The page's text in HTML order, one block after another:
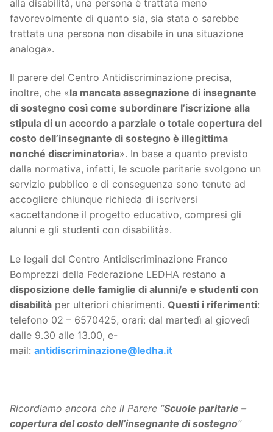
alla disabilità, una persona è trattata meno
favorevolmente di quanto sia, sia stata o sarebbe
trattata una persona non disabile in una situazione
analoga».
Il parere del Centro Antidiscriminazione precisa,
inoltre, che «la mancata assegnazione di insegnante
di sostegno così come subordinare l’iscrizione alla
stipula di un accordo a parziale o totale copertura del
costo dell’insegnante di sostegno è illegittima
nonché discriminatoria». In base a quanto previsto
dalla normativa, infatti, le scuole paritarie svolgono un
servizio pubblico e di conseguenza sono tenute ad
accogliere chiunque richieda di iscriversi
«accettandone il progetto educativo, compresi gli
alunni e gli studenti con disabilità».
Le legali del Centro Antidiscriminazione Franco
Bomprezzi della Federazione LEDHA restano a
disposizione delle famiglie di alunni/e e studenti con
disabilità per ulteriori chiarimenti. Questi i riferimenti:
telefono 02 – 6570425, orari: dal martedì al giovedì
dalle 9.30 alle 13.00, e-
mail: antidiscriminazione@ledha.it
Ricordiamo ancora che il Parere “Scuole paritarie –
copertura del costo dell’insegnante di sostegno”